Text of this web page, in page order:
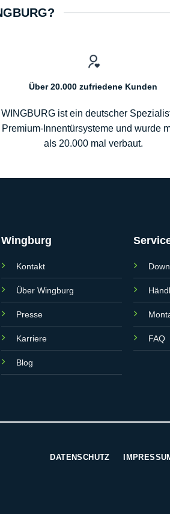
Über 20.000 zufriedene Kunden
WINGBURG ist ein deutscher
Premium-Innentürsysteme und wurde
als 20.000 mal verbaut.
Wingburg
Kontakt
Über Wingburg
Presse
Karriere
Blog
FAQ
DATENSCHUTZ